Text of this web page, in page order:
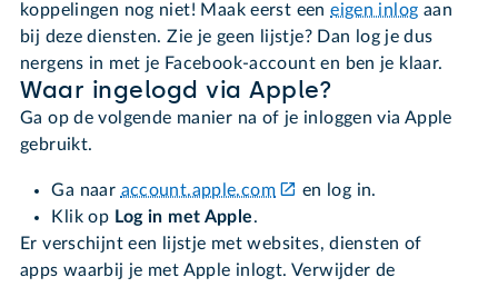
koppelingen nog niet! Maak eerst eeneigen inlog aan
bij deze diensten. Zie je geen lijstje? Dan log je dus
nergens in met je Facebook-account en ben je klaar.
Waar ingelogd via Apple?
Ga op de volgende manier na of je inloggen via Apple
gebruikt.
Ga naar account.apple.com
en log in.
Klik op Log in met Apple.
Er verschijnt een lijstje met websites, diensten of
apps waarbij je met Apple inlogt. Verwijder de